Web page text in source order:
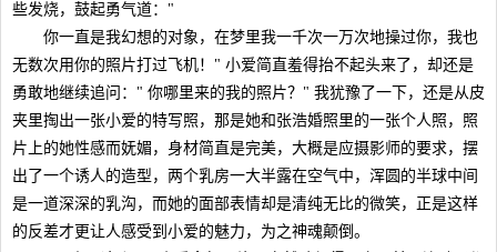
些发烧，鼓起勇气道："
你一直是我幻想的对象，在梦里我一千次一万次地操过你，我也
无数次用你的照片打过飞机！" 小爱简直羞得抬不起头来了，却还是
勇敢地继续追问：" 你哪里来的我的照片？" 我犹豫了一下，还是从皮
夹里掏出一张小爱的特写照，那是她和张浩婚照里的一张个人照，照
片上的她性感而妩媚，身材简直是完美，大概是应摄影师的要求，摆
出了一个诱人的造型，两个乳房一大半露在空气中，浑圆的半球中间
是一道深深的乳沟，而她的面部表情却是清纯无比的微笑，正是这样
的反差才更让人感受到小爱的魅力，为之神魂颠倒。